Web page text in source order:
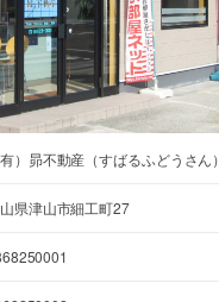
有）昴不動産（すばるふどうさん）
県津山市細工町27